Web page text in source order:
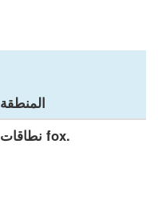
المنطقة
.fox نطاقات